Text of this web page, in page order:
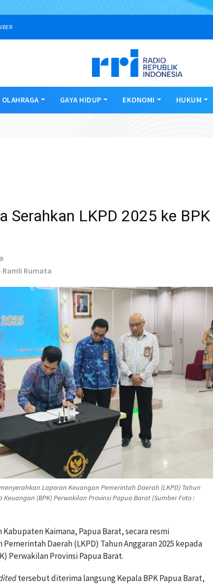
OLAHRAGA GAYA HIDUP EKONOMI HUKUM
Serahkan LKPD 2025 ke BPK
Ramli Rumata
Laporan Keuangan Pemerintah Daerah (LKPD) Tahun
(BPK) Perwakilan Provinsi Papua Barat (Sumber Foto :
Kabupaten Kaimana, Papua Barat, secara resmi
Daerah (LKPD) Tahun Anggaran 2025 kepada
Perwakilan Provinsi Papua Barat.
tersebut diterima langsung Kepala BPK Papua Barat,